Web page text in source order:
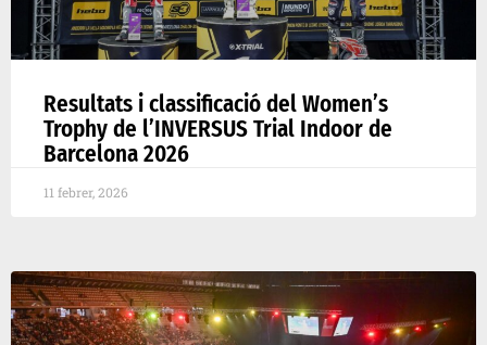
Resultats i classificació del Women’s
Trophy de l’INVERSUS Trial Indoor de
Barcelona 2026
11 febrer, 2026